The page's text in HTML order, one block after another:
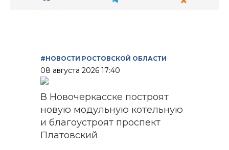
#НОВОСТИ РОСТОВСКОЙ ОБЛАСТИ
08 августа 2026 17:40
В Новочеркасске построят
новую модульную котельную
и благоустроят проспект
Платовский